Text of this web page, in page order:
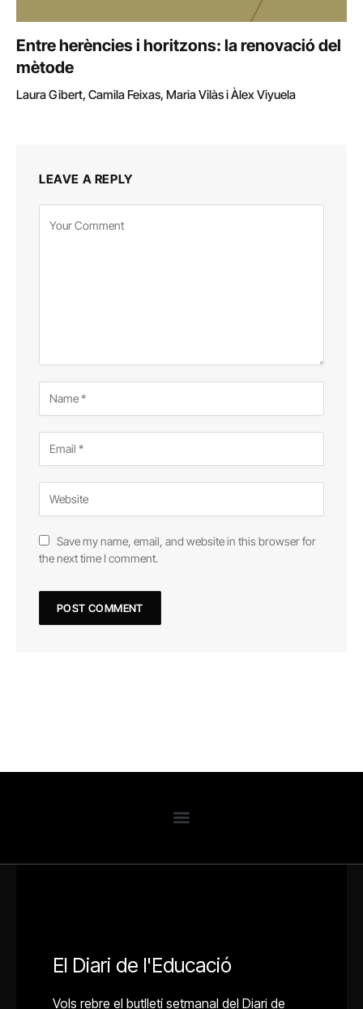
Entre herències i horitzons: la renovació del
mètode
Laura Gibert, Camila Feixas, Maria Vilàs i Àlex Viyuela
LEAVE A REPLY
Save my name, email, and website in this browser for
the next time I comment.